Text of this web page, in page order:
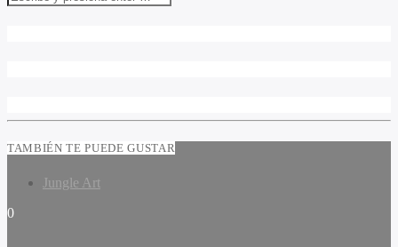
TAMBIÉN TE PUEDE GUSTAR
Jungle Art
0